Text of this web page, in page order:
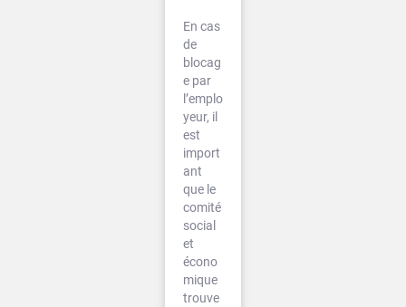
En cas
de
blocag
e par
l’emplo
yeur, il
est
import
ant
que le
comité
social
et
écono
mique
trouve